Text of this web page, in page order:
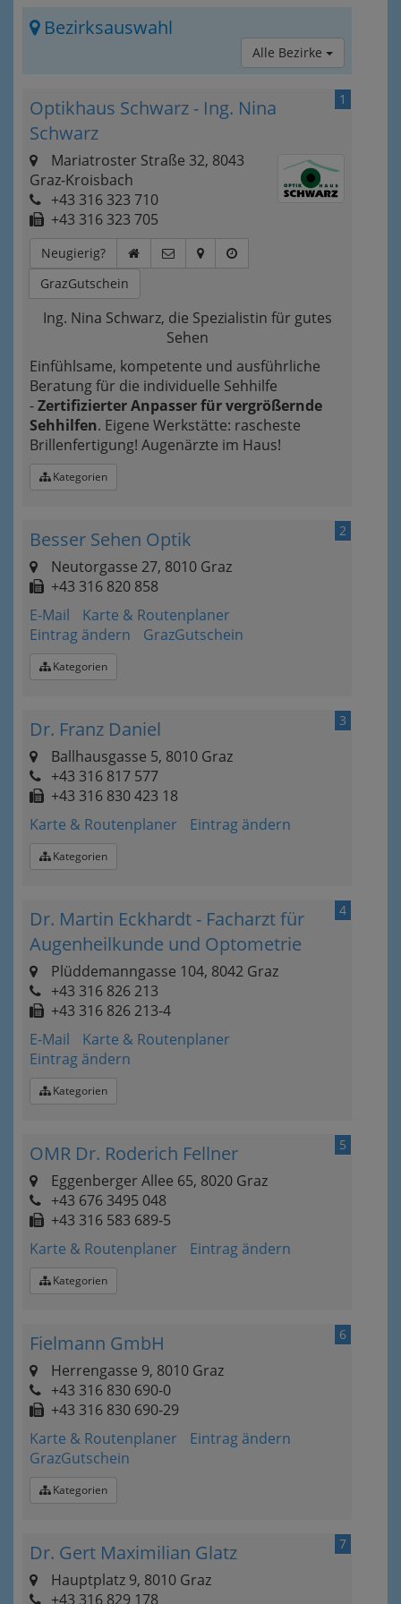
Bezirksauswahl
Alle Bezirke
1
Optikhaus Schwarz - Ing. Nina
Schwarz
Mariatroster Straße 32, 8043
Graz-Kroisbach
+43 316 323 710
+43 316 323 705
Neugierig?
GrazGutschein
Ing. Nina Schwarz, die Spezialistin für gutes
Sehen
Einfühlsame, kompetente und ausführliche
Beratung für die individuelle Sehhilfe
-Zertifizierter Anpasser für vergrößernde
Sehhilfen. Eigene Werkstätte: rascheste
Brillenfertigung! Augenärzte im Haus!
Kategorien
2
Besser Sehen Optik
Neutorgasse 27, 8010 Graz
+43 316 820 858
E-Mail
Karte & Routenplaner
Eintrag ändern
GrazGutschein
Kategorien
3
Dr. Franz Daniel
Ballhausgasse 5, 8010 Graz
+43 316 817 577
+43 316 830 423 18
Karte & Routenplaner
Eintrag ändern
Kategorien
4
Dr. Martin Eckhardt - Facharzt für
Augenheilkunde und Optometrie
Plüddemanngasse 104, 8042 Graz
+43 316 826 213
+43 316 826 213-4
E-Mail
Karte & Routenplaner
Eintrag ändern
Kategorien
5
OMR Dr. Roderich Fellner
Eggenberger Allee 65, 8020 Graz
+43 676 3495 048
+43 316 583 689-5
Karte & Routenplaner
Eintrag ändern
Kategorien
6
Fielmann GmbH
Herrengasse 9, 8010 Graz
+43 316 830 690-0
+43 316 830 690-29
Karte & Routenplaner
Eintrag ändern
GrazGutschein
Kategorien
7
Dr. Gert Maximilian Glatz
Hauptplatz 9, 8010 Graz
+43 316 829 178